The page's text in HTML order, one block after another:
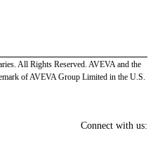
All Rights Reserved. AVEVA and the
of AVEVA Group Limited in the U.S.
Connect with us: